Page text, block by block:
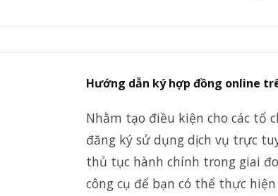
Hướng dẫn ký hợp đồng online
Nhằm tạo điều kiện cho các tổ
đăng ký sử dụng dịch vụ trực
thủ tục hành chính trong giai
công cụ để bạn có thể thực